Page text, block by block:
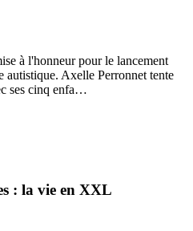
à l'honneur pour le lancement
autistique. Axelle Perronnet tente
ses cinq enfa…
: la vie en XXL